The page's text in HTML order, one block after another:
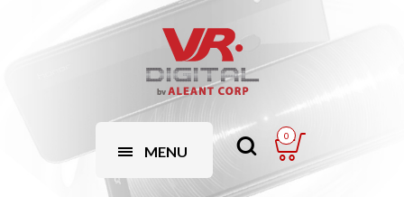
MENU
0